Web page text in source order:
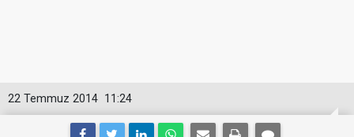
11:24
22 Temmuz 2014